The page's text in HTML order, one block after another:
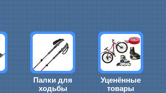
Палки для
ходьбы
Уценённые
товары